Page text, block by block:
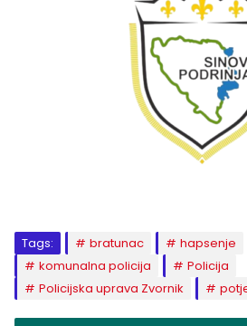
Tags: bratunac
hapsenje
komunalna policija
Policija
Policijska uprava Zvornik